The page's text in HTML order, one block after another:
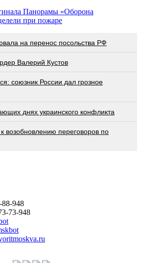
Панорамы «Оборона
при пожаре
на перенос посольства РФ
Валерий Кустов
союзник России дал грозное
днях украинского конфликта
к возобновлению переговоров по
88-948
73-948